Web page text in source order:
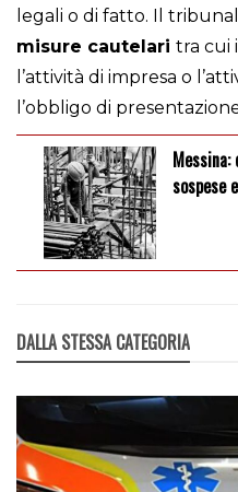
legali o di fatto. Il
misure cautelari tra cui
l’attività di impresa o
l’obbligo di
sospese
DALLA STESSA CATEGORIA